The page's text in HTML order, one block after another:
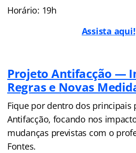
Horário: 19h
Assista aqui!
Projeto Antifacção —
Regras e Novas
Fique por dentro dos principais
Antifacção, focando nos
mudanças previstas com o
Fontes.